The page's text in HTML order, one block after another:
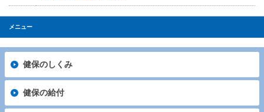
メニュー
健保のしくみ
健保の給付